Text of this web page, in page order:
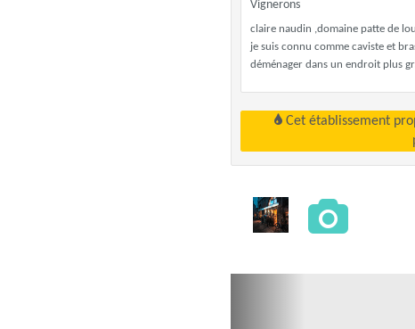
Vignerons
claire naudin ,domaine patte de
je suis connu comme caviste et
déménager dans un endroit plus
Cet établissement